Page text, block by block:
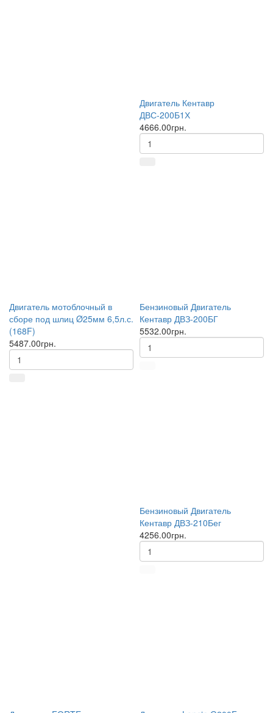
Двигатель Кентавр
ДВС-200Б1Х
4666.00грн.
Двигатель мотоблочный в
сборе под шлиц Ø25мм 6,5л.с.
(168F)
5487.00грн.
Бензиновый Двигатель
Кентавр ДВЗ-200БГ
5532.00грн.
Бензиновый Двигатель
Кентавр ДВЗ-210Бег
4256.00грн.